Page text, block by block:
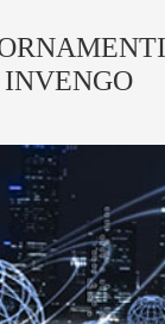
INVENGO